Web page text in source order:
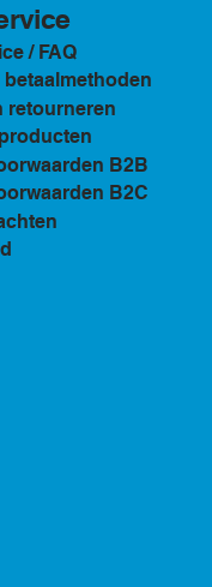
/ FAQ
retourneren
B2B
B2C